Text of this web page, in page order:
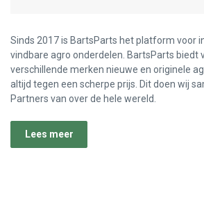
Sinds 2017 is BartsParts het platform voor
vindbare agro onderdelen. BartsParts biedt
verschillende merken nieuwe en originele
altijd tegen een scherpe prijs. Dit doen wij
Partners van over de hele wereld.
Lees meer